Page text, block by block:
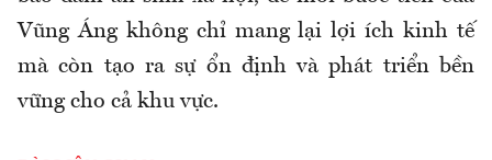
Vũng Áng không chỉ mang lại lợi ích kinh tế
mà còn tạo ra sự ổn định và phát triển bền
vững cho cả khu vực.